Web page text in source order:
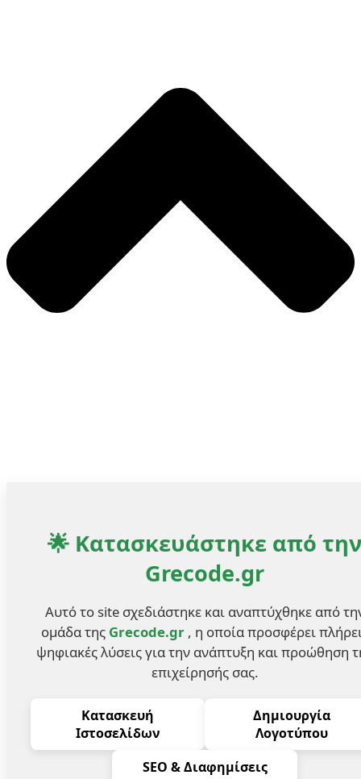
🌟 Κατασκευάστηκε από την
Grecode.gr
Αυτό το site σχεδιάστηκε και αναπτύχθηκε από
ομάδα της Grecode.gr , η οποία προσφέρει
ψηφιακές λύσεις για την ανάπτυξη και προώθηση
επιχείρησής σας.
Κατασκευή
Ιστοσελίδων
Δημιουργία
Λογοτύπου
SEO & Διαφημίσεις